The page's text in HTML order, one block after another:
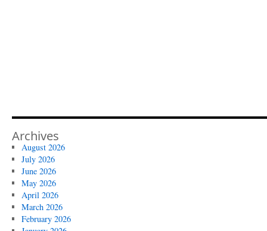
Archives
August 2026
July 2026
June 2026
May 2026
April 2026
March 2026
February 2026